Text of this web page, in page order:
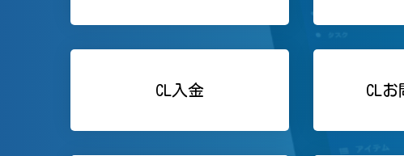
CL入金 CL